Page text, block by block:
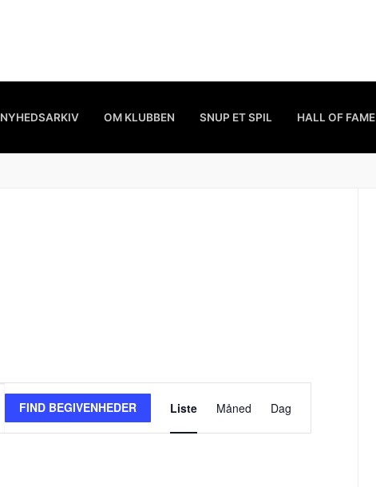
NYHEDSARKIV OM KLUBBEN SNUP ET SPIL HALL OF FAME
FIND BEGIVENHEDER
Begivenhed
Visninger
Liste Måned Dag